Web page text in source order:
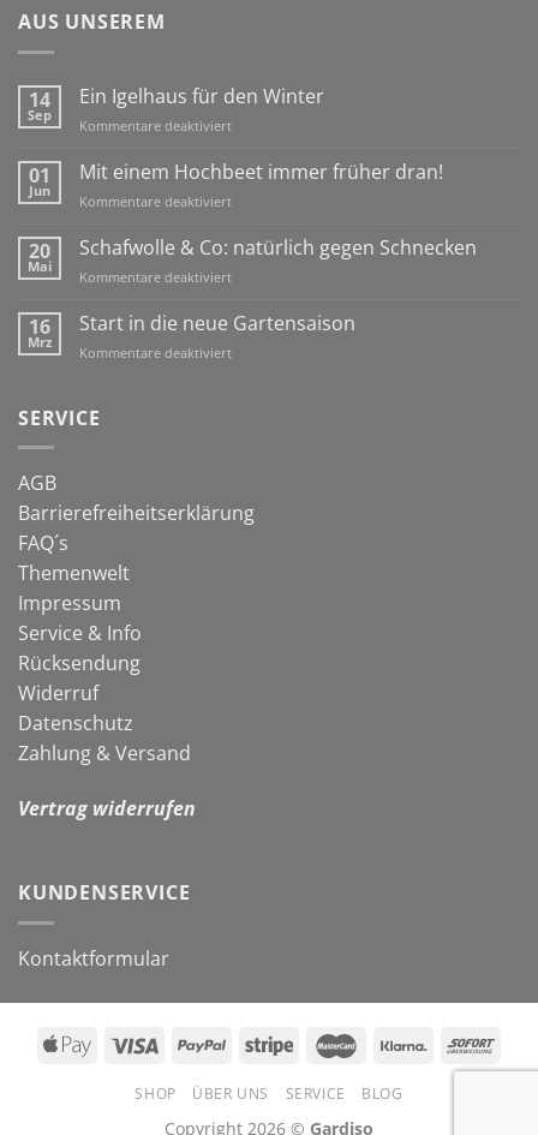
AUS UNSEREM
14
Sep
Ein Igelhaus für den Winter
Kommentare deaktiviertfür
Igelhaus
den
01
Jun
Mit einem Hochbeet immer früher dran!
Kommentare deaktiviertfür
einem
immer
dran!
20
Mai
Schafwolle & Co: natürlich gegen Schnecken
Kommentare deaktiviertfür
&
natürlich
16
Mrz
Start in die neue Gartensaison
Kommentare deaktiviertfür
SERVICE
AGB
Barrierefreiheitserklärung
FAQ´s
Themenwelt
Impressum
Service & Info
Rücksendung
Widerruf
Datenschutz
Zahlung & Versand
Vertrag widerrufen
KUNDENSERVICE
Kontaktformular
SHOP ÜBER UNS SERVICE BLOG
Copyright 2026 © Gardiso